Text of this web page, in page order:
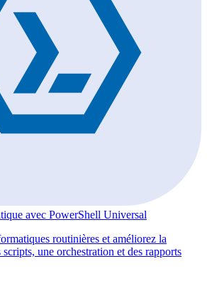
avec PowerShell Universal
routinières et améliorez la
une orchestration et des rapports